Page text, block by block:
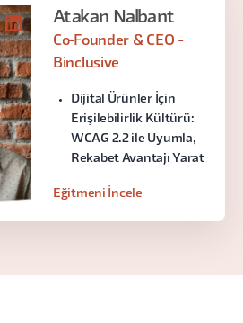
Atakan Nalbant
Co-Founder & CEO -
Binclusive
Dijital Ürünler İçin
Erişilebilirlik Kültürü:
WCAG 2.2 ile Uyumla,
Rekabet Avantajı Yarat
Eğitmeni İncele